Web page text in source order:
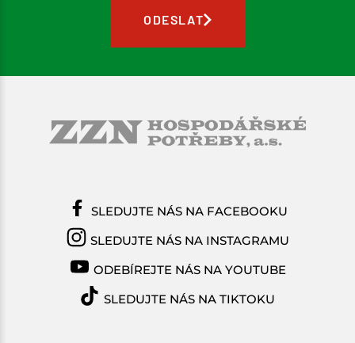
ODESLAT
SLEDUJTE NÁS NA FACEBOOKU
SLEDUJTE NÁS NA INSTAGRAMU
ODEBÍREJTE NÁS NA YOUTUBE
SLEDUJTE NÁS NA TIKTOKU